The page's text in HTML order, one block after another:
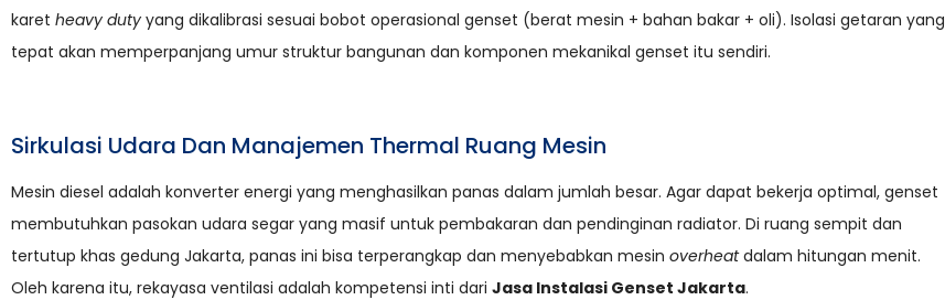
karet heavy duty yang dikalibrasi sesuai bobot operasional genset (berat mesin + bahan bakar + oli). Isolasi getaran yang
tepat akan memperpanjang umur struktur bangunan dan komponen mekanikal genset itu sendiri.
Sirkulasi Udara Dan Manajemen Thermal Ruang Mesin
Mesin diesel adalah konverter energi yang menghasilkan panas dalam jumlah besar. Agar dapat bekerja optimal, genset
membutuhkan pasokan udara segar yang masif untuk pembakaran dan pendinginan radiator. Di ruang sempit dan
tertutup khas gedung Jakarta, panas ini bisa terperangkap dan menyebabkan mesin overheatdalam hitungan menit.
Oleh karena itu, rekayasa ventilasi adalah kompetensi inti dari Jasa Instalasi Genset Jakarta.